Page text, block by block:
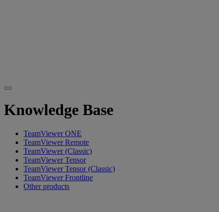
Knowledge Base
TeamViewer ONE
TeamViewer Remote
TeamViewer (Classic)
TeamViewer Tensor
TeamViewer Tensor (Classic)
TeamViewer Frontline
Other products